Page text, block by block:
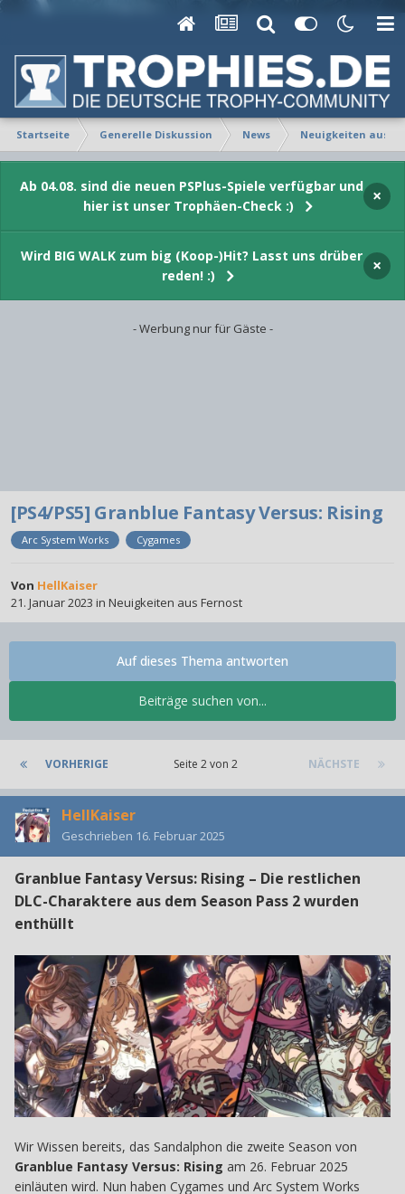
Startseite Generelle Diskussion News Neuigkeiten aus
Ab 04.08. sind die neuen PSPlus-Spiele verfügbar und
hier ist unser Trophäen-Check :)
×
Wird BIG WALK zum big (Koop-)Hit? Lasst uns drüber
reden! :)
×
- Werbung nur für Gäste -
[PS4/PS5] Granblue Fantasy Versus: Rising
Arc System Works Cygames
Von HellKaiser
21. Januar 2023 in Neuigkeiten aus Fernost
Beiträge suchen von...
Auf dieses Thema antworten
VORHERIGE NÄCHSTE
Seite 2 von 2
HellKaiser
Geschrieben 16. Februar 2025
Granblue Fantasy Versus: Rising – Die restlichen
DLC-Charaktere aus dem Season Pass 2 wurden
enthüllt
Wir Wissen bereits, das Sandalphon die zweite Season von
Granblue Fantasy Versus: Rising am 26. Februar 2025
einläuten wird. Nun haben Cygames und Arc System Works